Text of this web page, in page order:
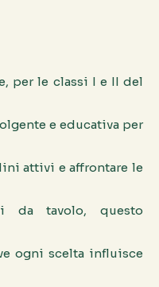
per le classi I e II del
e educativa per
attivi e affrontare le
da tavolo, questo
ogni scelta influisce